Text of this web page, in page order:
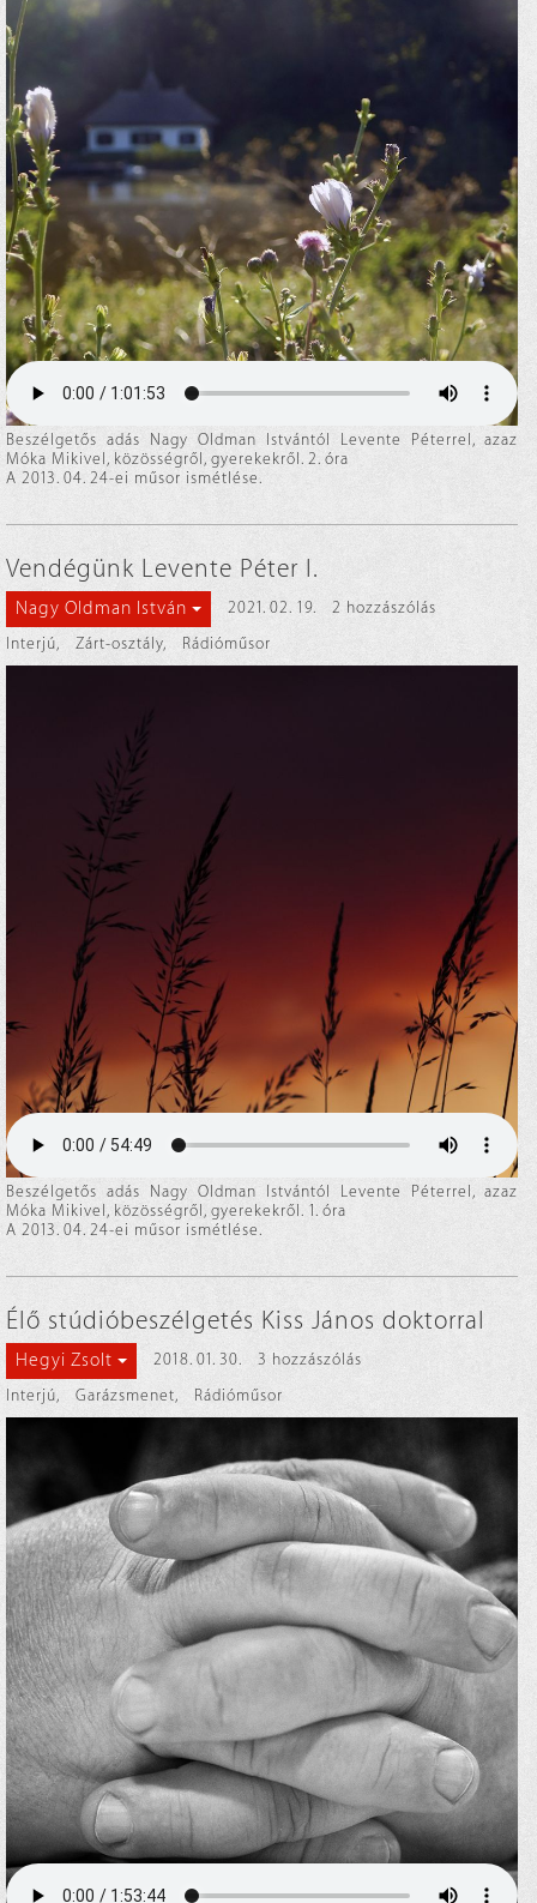
Beszélgetős adás Nagy Oldman Istvántól Levente Péterrel, azaz
Móka Mikivel, közösségről, gyerekekről. 2. óra
A 2013. 04. 24-ei műsor ismétlése.
Vendégünk Levente Péter I.
Nagy Oldman István 2021. 02. 19.
2 hozzászólás
Interjú, Zárt-osztály, Rádióműsor
Beszélgetős adás Nagy Oldman Istvántól Levente Péterrel, azaz
Móka Mikivel, közösségről, gyerekekről. 1. óra
A 2013. 04. 24-ei műsor ismétlése.
Élő stúdióbeszélgetés Kiss János doktorral
Hegyi Zsolt 2018. 01. 30.
3 hozzászólás
Interjú, Garázsmenet, Rádióműsor